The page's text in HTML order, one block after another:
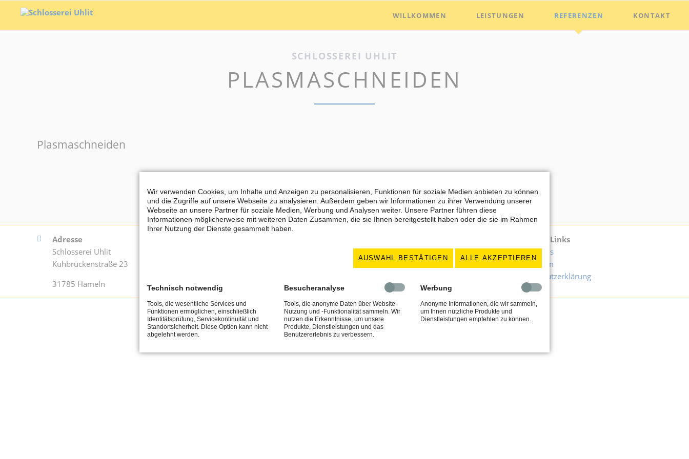
WILLKOMMEN LEISTUNGEN REFERENZEN KONTAKT
SCHLOSSEREI UHLIT
PLASMASCHNEIDEN
Plasmaschneiden
Adresse
Schlosserei Uhlit
Kuhbrückenstraße 23
31785 Hameln
kontakt@schlosserei-uhlit.de
MO - DO / 7:00 - 15:45 Uhr
FR / 7:00 - 12:30 Uhr
Wichtige Links
Downloads
Impressum
Datenschutzerklärung
© Copyright 2026 Schlosserei Uhlit
Wir verwenden Cookies, um Inhalte und Anzeigen zu personalisieren, Funktionen für soziale Medien anbieten zu können
und die Zugriffe auf unsere Webseite zu analysieren. Außerdem geben wir Informationen zu ihrer Verwendung unserer
Webseite an unsere Partner für soziale Medien, Werbung und Analysen weiter. Unsere Partner führen diese
Informationen möglicherweise mit weiteren Daten Zusammen, die sie Ihnen bereitgestellt haben oder die sie im Rahmen
Ihrer Nutzung der Dienste gesammelt haben.
AUSWAHL BESTÄTIGEN ALLE AKZEPTIEREN
Technisch notwendig
Tools, die wesentliche Services und
Funktionen ermöglichen, einschließlich
Identitätsprüfung, Servicekontinuität und
Standortsicherheit. Diese Option kann nicht
abgelehnt werden.
Besucheranalyse
Tools, die anonyme Daten über Website-
Nutzung und -Funktionalität sammeln. Wir
nutzen die Erkenntnisse, um unsere
Produkte, Dienstleistungen und das
Benutzererlebnis zu verbessern.
Werbung
Anonyme Informationen, die wir sammeln,
um Ihnen nützliche Produkte und
Dienstleistungen empfehlen zu können.